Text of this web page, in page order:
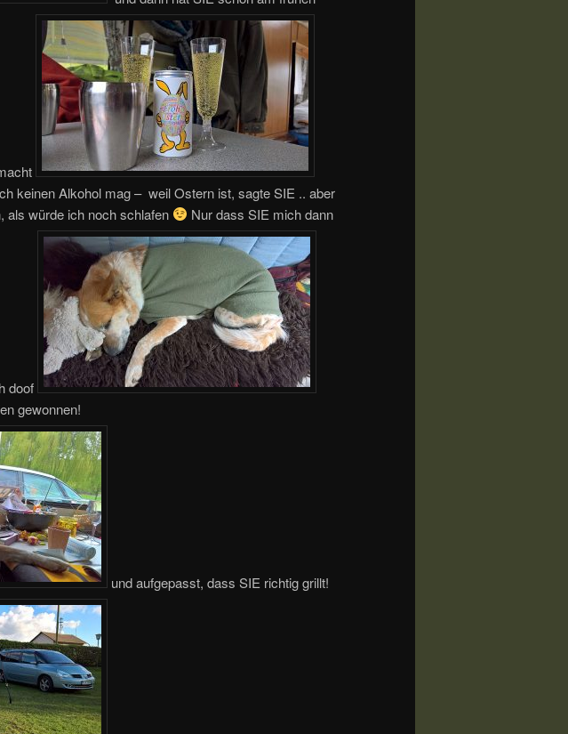
keinen Alkohol mag – weil Ostern ist, sagte SIE .. aber
als würde ich noch schlafen
Nur dass SIE mich dann
doof
gewonnen!
und aufgepasst, dass SIE richtig grillt!